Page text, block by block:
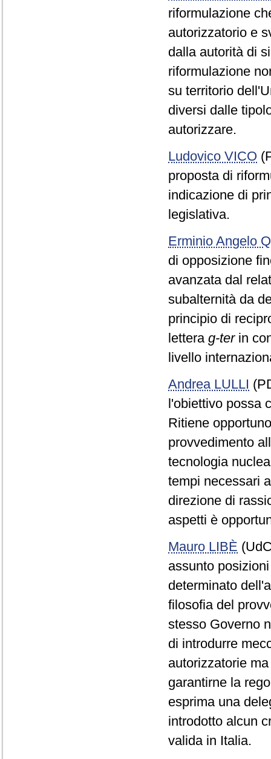
riformulazione
autorizzatorio e
dalla autorità di
riformulazione
su territorio
diversi dalle
autorizzare.
Ludovico VICO
proposta di
indicazione di
legislativa.
Erminio Angelo
di opposizione
avanzata dal
subalternità da
principio di
lettera g-terin
livello
Andrea LULLI
l'obiettivo possa
Ritiene
provvedimento
tecnologia
tempi necessari
direzione di
aspetti è
Mauro LIBÈ
assunto
determinato
filosofia del
stesso Governo
di introdurre
autorizzatorie
garantirne la
esprima una
introdotto alcun
valida in Italia.